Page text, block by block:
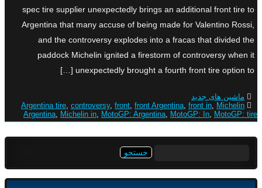
spec tire supplier unexpectedly brings an additional front tire to
Argentina that many accuse of being made for Valentino Rossi,
and the controversy explodes into a fracas that divided the
paddock Michelin ignited a firestorm of controversy when it
unexpectedly brought a fourth front tire option to […]
ماشین های جدید
Argentina tire, controversy, front, front Argentina, front in, Michelin
Argentina, Michelin in, MotoGP: Argentina, MotoGP: In, MotoGP: tire